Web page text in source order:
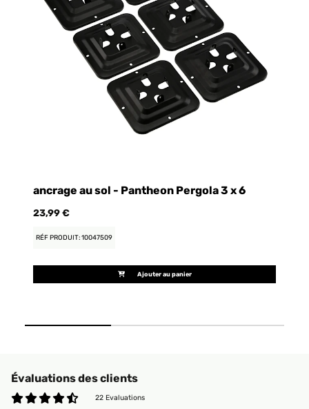
ancrage au sol - Pantheon Pergola 3 x 6
23,99 €
RÉF PRODUIT: 10047509
Ajouter au panier
Évaluations des clients
22 Evaluations